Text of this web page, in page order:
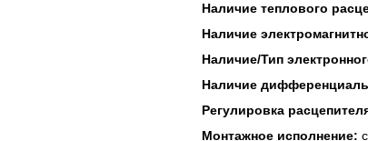
Наличие теплового
Наличие
Наличие/Тип
Наличие
Регулировка
Монтажное исполнение: